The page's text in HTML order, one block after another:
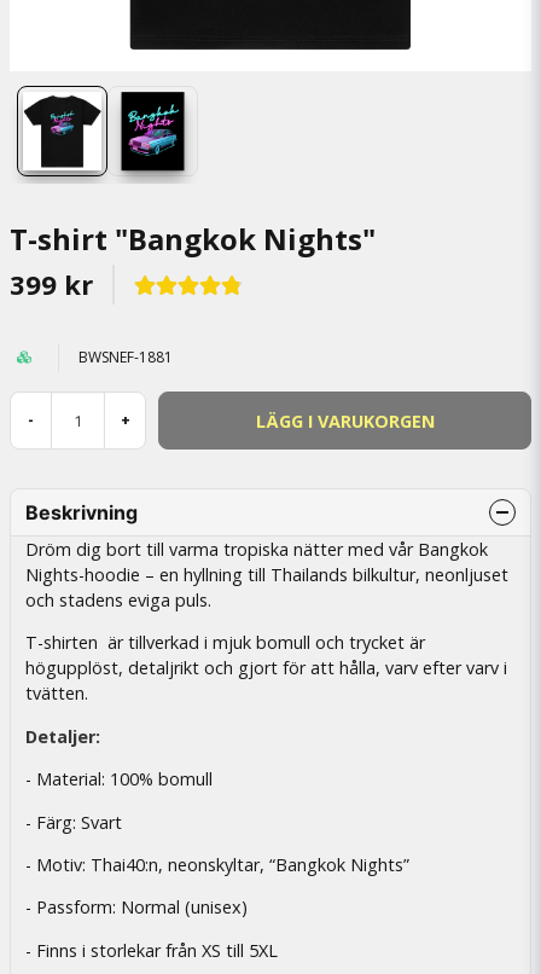
T-shirt "Bangkok Nights"
399 kr
BWSNEF-1881
- + LÄGG I VARUKORGEN
Beskrivning
Dröm dig bort till varma tropiska nätter med vår Bangkok
Nights-hoodie – en hyllning till Thailands bilkultur, neonljuset
och stadens eviga puls.
T-shirten är tillverkad i mjuk bomull och trycket är
högupplöst, detaljrikt och gjort för att hålla, varv efter varv i
tvätten.
Detaljer:
- Material: 100% bomull
- Färg: Svart
- Motiv: Thai40:n, neonskyltar, “Bangkok Nights”
- Passform: Normal (unisex)
- Finns i storlekar från XS till 5XL